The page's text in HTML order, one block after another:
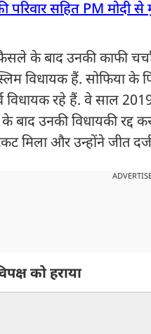
परिवार सहित PM मोदी
के बाद उनकी काफी
विधायक हैं. सोफिया के
विधायक रहे हैं. वे साल
उनकी विधायकी रद्द
मिला और उन्होंने जीत
को हराया